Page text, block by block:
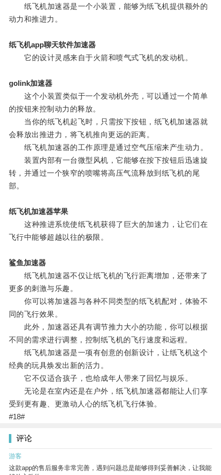
纸飞机加速器是一个小装置，能够为纸飞机提供额外的
动力和推进力。
纸飞机app聊天软件加速器
它的设计灵感来自于火箭和喷气式飞机的发动机。
golink加速器
这个小装置类似于一个发动机外壳，可以通过一个简单
的按钮来控制动力的释放。
当你的纸飞机起飞时，只需按下按钮，纸飞机加速器就
会释放出推进力，将飞机推向更远的距离。
纸飞机加速器的工作原理是通过空气压缩来产生动力。
装置内部有一台微型风机，它能够在按下按钮后迅速旋
转，并通过一个狭窄的喷嘴将高压气流释放到纸飞机的尾
部。
纸飞机加速器苹果
这种推进系统使纸飞机获得了巨大的加速力，让它们在
飞行中能够超越以往的极限。
鲨鱼加速器
纸飞机加速器不仅让纸飞机的飞行距离增加，还带来了
更多的刺激与乐趣。
你可以将加速器与各种不同类型的纸飞机配对，体验不
同的飞行效果。
此外，加速器还具有调节推力大小的功能，你可以根据
不同的需求进行调整，控制纸飞机的飞行速度和远程。
纸飞机加速器是一项有创意的创新设计，让纸飞机这个
经典的玩具焕发出新的活力。
它不仅适合孩子，也给成年人带来了回忆与娱乐。
无论是在室内还是在户外，纸飞机加速器都能让人们享
受到更有趣、更激动人心的纸飞机飞行体验。
#18#
评论
游客
这款app的售后服务非常完善，遇到问题总是能够得到妥善解决，让我能